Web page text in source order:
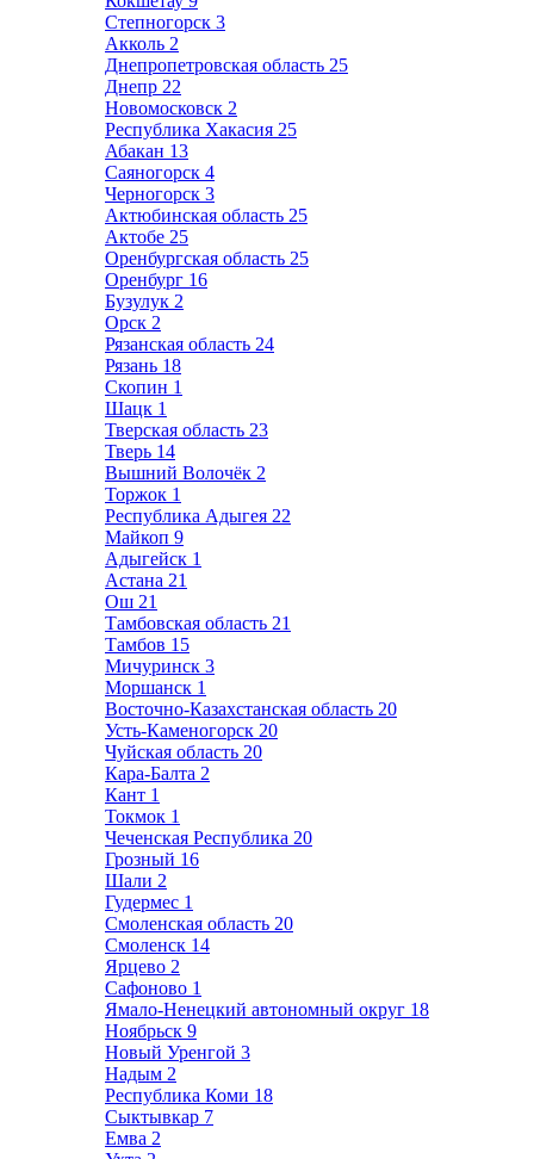
Степногорск 3
Акколь 2
Днепропетровская область 25
Днепр 22
Новомосковск 2
Республика Хакасия 25
Абакан 13
Саяногорск 4
Черногорск 3
Актюбинская область 25
Актобе 25
Оренбургская область 25
Оренбург 16
Бузулук 2
Орск 2
Рязанская область 24
Рязань 18
Скопин 1
Шацк 1
Тверская область 23
Тверь 14
Вышний Волочёк 2
Торжок 1
Республика Адыгея 22
Майкоп 9
Адыгейск 1
Астана 21
Ош 21
Тамбовская область 21
Тамбов 15
Мичуринск 3
Моршанск 1
Восточно-Казахстанская область 20
Усть-Каменогорск 20
Чуйская область 20
Кара-Балта 2
Кант 1
Токмок 1
Чеченская Республика 20
Грозный 16
Шали 2
Гудермес 1
Смоленская область 20
Смоленск 14
Ярцево 2
Сафоново 1
Ямало-Ненецкий автономный округ 18
Ноябрьск 9
Новый Уренгой 3
Надым 2
Республика Коми 18
Сыктывкар 7
Емва 2